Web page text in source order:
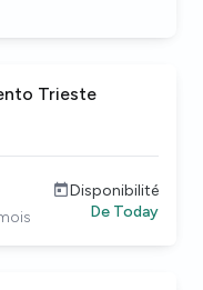
Trieste
Disponibilité
De Today